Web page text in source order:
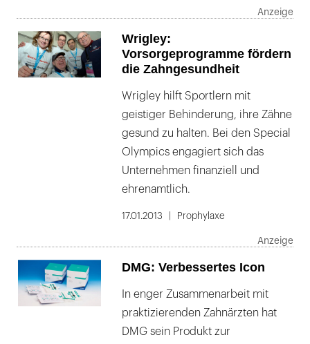
Wrigley:
Vorsorgeprogramme fördern
die Zahngesundheit
Wrigley hilft Sportlern mit
geistiger Behinderung, ihre Zähne
gesund zu halten. Bei den Special
Olympics engagiert sich das
Unternehmen finanziell und
ehrenamtlich.
17.01.2013 Prophylaxe
DMG: Verbessertes Icon
In enger Zusammenarbeit mit
praktizierenden Zahnärzten hat
DMG sein Produkt zur